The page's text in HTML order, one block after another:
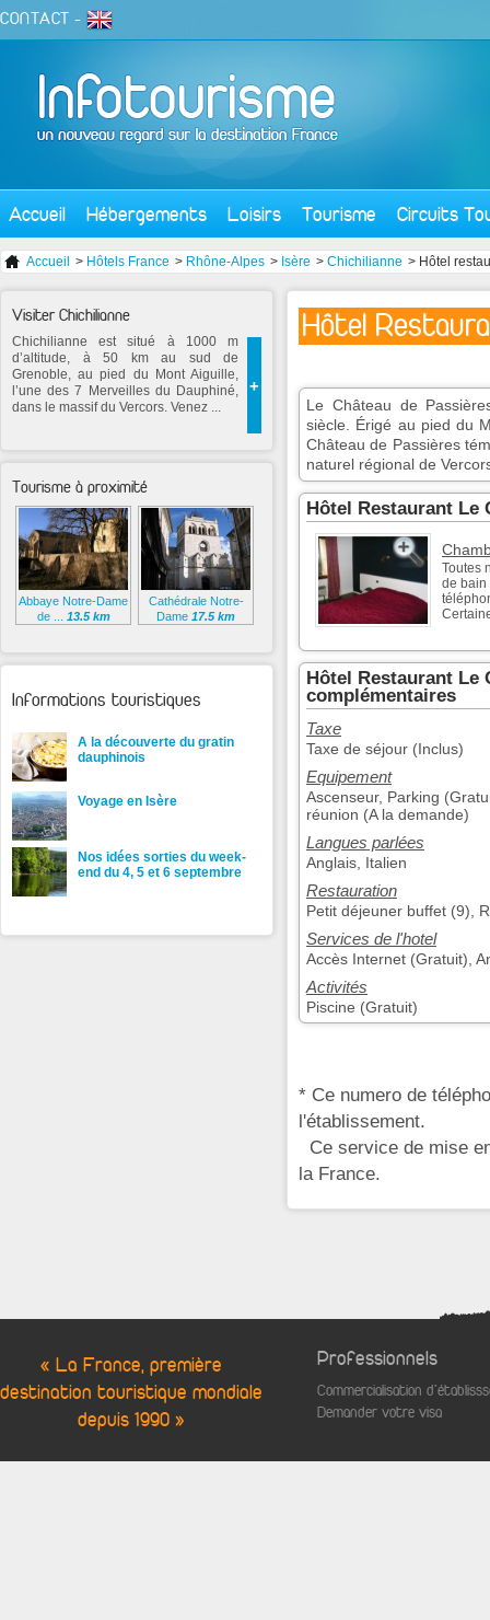
CONTACT -
Accueil Hébergements Loisirs Tourisme Circuits
Accueil > Hôtels France > Rhône-Alpes > Isère > Chichilianne > Hôtel
Hôtel
Le Château de
siècle. Érigé au pied du
Château de Passières
naturel régional de
Hôtel Restaurant Le
Toutes
de bain
Hôtel Restaurant Le
complémentaires
Taxe
Taxe de séjour (Inclus)
Equipement
Ascenseur, Parking
réunion (A la demande)
Langues parlées
Anglais, Italien
Restauration
Petit déjeuner buffet (9),
Services de l'hotel
Accès Internet (Gratuit),
Activités
Piscine (Gratuit)
* Ce numero de
l'établissement.
Ce service de mise
la France.
Visiter Chichilianne
+
Chichilianne est situé à 1000 m
d’altitude, à 50 km au sud de
Grenoble, au pied du Mont Aiguille,
l’une des 7 Merveilles du Dauphiné,
dans le massif du Vercors. Venez ...
Tourisme à proximité
Abbaye Notre-Dame
de ... 13.5 km
Cathédrale Notre-
Dame 17.5 km
Informations touristiques
A la découverte du gratin
dauphinois
Voyage en Isère
Nos idées sorties du week-
end du 4, 5 et 6 septembre
« La France, première
destination touristique mondiale
depuis 1990 »
Professionnels
Commercialisation
Demander votre visa